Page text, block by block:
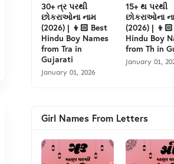
30+ ત્ર પરથી
છોકરાઓના નામ
(2026) | 👦🏻 Best
Hindu Boy Names
from Tra in
Gujarati
January 01, 2026
15+ થ પરથી
છોકરાઓના
(2026) |
Hindu Boy
from Th in
January 01,
Girl Names From Letters